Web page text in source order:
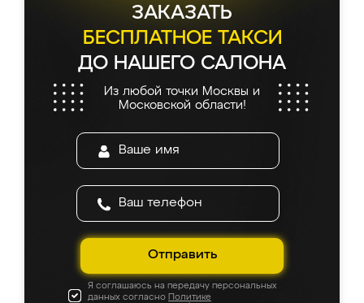
ЗАКАЗАТЬ
БЕСПЛАТНОЕ ТАКСИ
ДО НАШЕГО САЛОНА
Из любой точки Москвы и
Московской области!
Отправить
Я соглашаюсь на передачу персональных
данных согласно Политике